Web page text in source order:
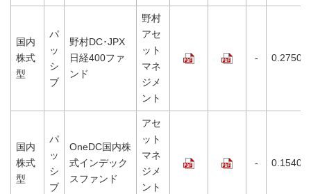
国内
株式
型
パ
ッ
シ
ブ
野村DC･JPX
日経400ファ
ンド
野村
アセ
ット
マネ
ジメ
ント
- 0.2750%
国内
株式
型
パ
ッ
シ
ブ
OneDC国内株
式インデック
スファンド
アセ
ット
マネ
ジメ
ント
- 0.1540%